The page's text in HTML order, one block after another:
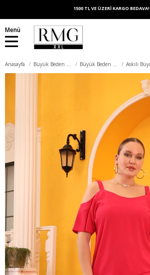
1500 TL VE ÜZERİ KARGO BEDAVA!
Menü
Anasayfa Büyük Beden Üst Giyim Büyük Beden Bluz